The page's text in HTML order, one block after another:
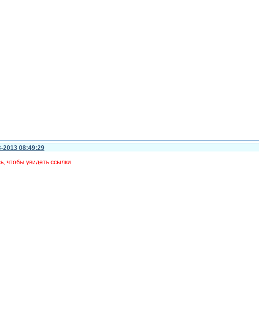
2013 08:49:29
чтобы увидеть ссылки